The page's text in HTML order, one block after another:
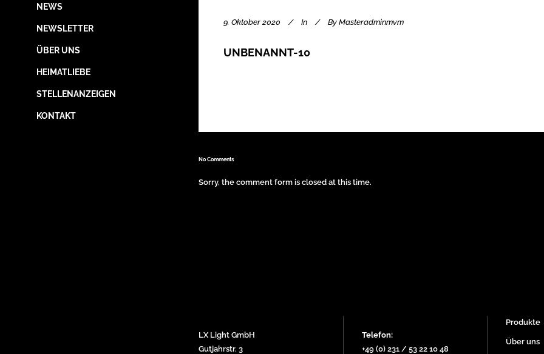
NEWS
NEWSLETTER
ÜBER UNS
HEIMATLIEBE
STELLENANZEIGEN
KONTAKT
9. Oktober 2020 In By Masteradminmvm
UNBENANNT-10
No Comments
Sorry, the comment form is closed at this time.
LX Light GmbH
Gutjahrstr. 3
Telefon:
+49 (0) 231 / 53 22 10 48
Produkte
Über uns